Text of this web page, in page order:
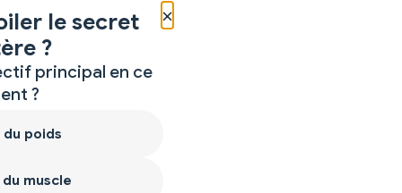
×
le secret
?
principal en ce
?
poids
muscle